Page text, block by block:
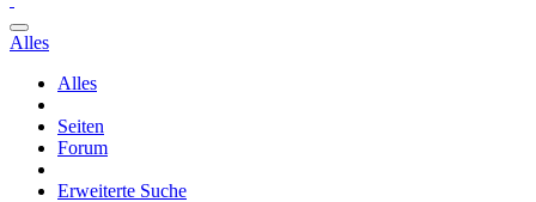
Alles
Alles
Seiten
Forum
Erweiterte Suche